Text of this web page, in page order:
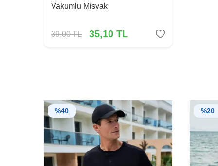
Vakumlu Misvak
39,00TL 35,10 TL
%40 %20